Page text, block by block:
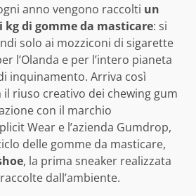
anno vengono raccolti un
kg di gomme da masticare: si
solo ai mozziconi di sigarette
l’Olanda e per l’intero pianeta
inquinamento. Arriva così
il riuso creativo dei chewing gum
con il marchio
Wear e l’azienda Gumdrop,
delle gomme da masticare,
, la prima sneaker realizzata
dall’ambiente.